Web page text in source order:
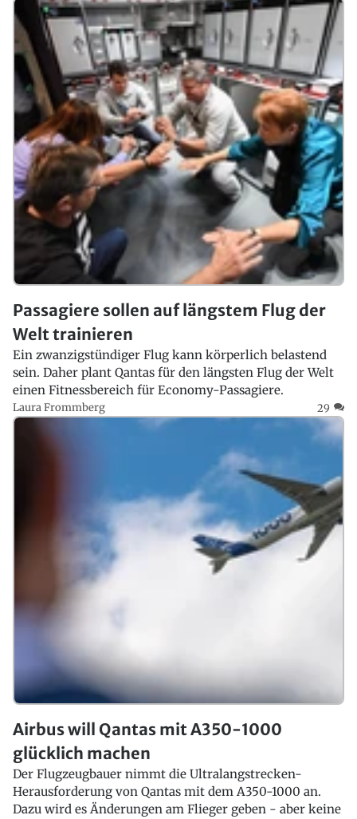
Passagiere sollen auf längstem Flug der
Welt trainieren
Ein zwanzigstündiger Flug kann körperlich belastend
sein. Daher plant Qantas für den längsten Flug der Welt
einen Fitnessbereich für Economy-Passagiere.
Laura Frommberg 29
Airbus will Qantas mit A350-1000
glücklich machen
Der Flugzeugbauer nimmt die Ultralangstrecken-
Herausforderung von Qantas mit dem A350-1000 an.
Dazu wird es Änderungen am Flieger geben - aber keine